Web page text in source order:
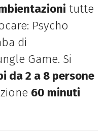
tutte
Psycho
di
Game. Si
da 2 a 8 persone
60 minuti